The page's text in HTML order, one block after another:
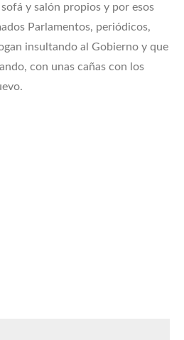
y salón propios y por esos
Parlamentos, periódicos,
insultando al Gobierno y que
con unas cañas con los